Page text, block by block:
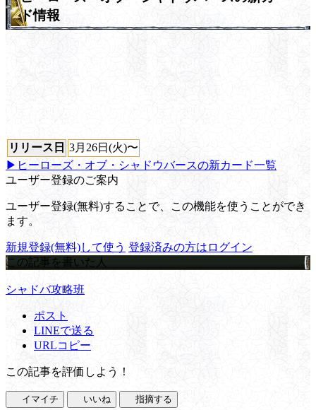
ド情報
リリース日 3月26日(火)〜
▶ヒーローズ・オブ・シャドウバースの新カード一覧
ユーザー登録のご案内
ユーザー登録(無料)することで、この機能を使うことができ
ます。
新規登録(無料)して使う 登録済みの方はログイン
この記事を書いた人
シャドバ攻略班
ポスト
LINEで送る
URLコピー
この記事を評価しよう！
イマイチ いいね 指摘する